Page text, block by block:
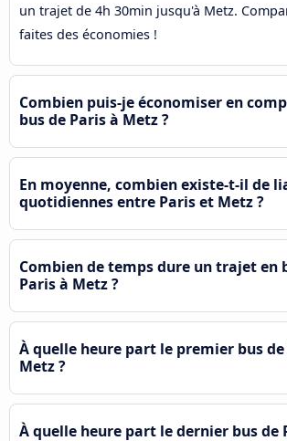
un trajet de 4h 30min jusqu'à Metz.
faites des économies !
Combien puis-je économiser en
bus de Paris à Metz ?
En moyenne, combien existe-t-il de
quotidiennes entre Paris et Metz ?
Combien de temps dure un trajet en
Paris à Metz ?
À quelle heure part le premier bus de
Metz ?
À quelle heure part le dernier bus de